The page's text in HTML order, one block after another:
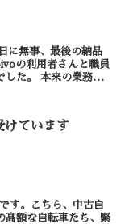
に無事、最後の納品
の利用者さんと職員
の業務の
けています
す。こちら、中古自
高額な自転車たち、緊